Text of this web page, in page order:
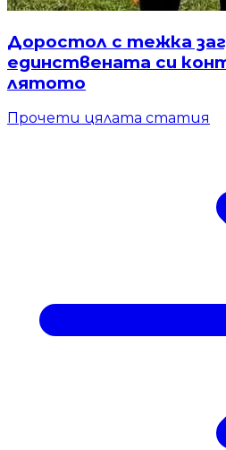
Доростол с тежка
единствената си
лятото
Прочети цялата статия